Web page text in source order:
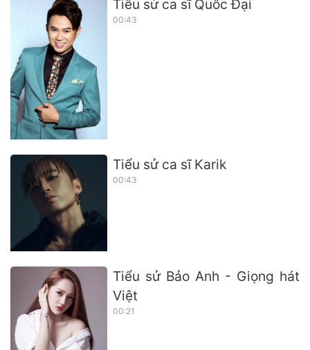
Tiểu sử ca sĩ Quốc Đại
00:43
Tiểu sử ca sĩ Karik
00:43
Tiểu sử Bảo Anh - Giọng hát
Việt
00:21